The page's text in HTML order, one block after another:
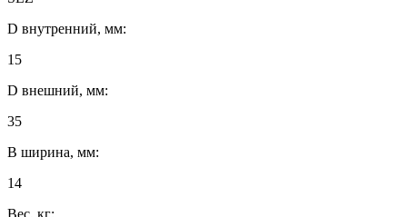
D внутренний, мм:
15
D внешний, мм:
35
B ширина, мм:
14
Вес, кг: